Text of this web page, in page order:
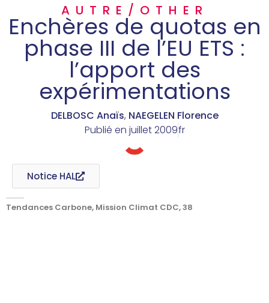
AUTRE/OTHER
Enchères de quotas en
phase III de l’EU ETS :
l’apport des
expérimentations
DELBOSC Anaïs, NAEGELEN Florence
Publié en juillet 2009fr
Notice HAL
Tendances Carbone, Mission Climat CDC, 38